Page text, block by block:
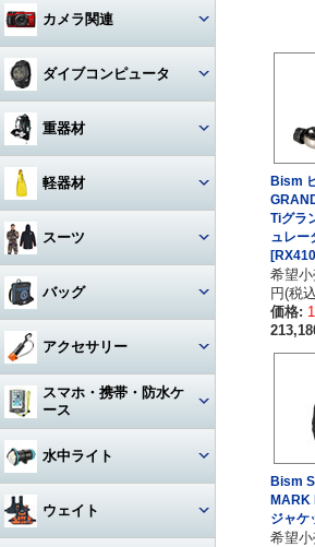
カメラ関連
セット
カメラ本体
カメラハウジング・ポート
一眼レフカメラハウジング
ミラーレスカメラハウジング
コンパクトカメラハウジング
ビデオカメラハウジング
ポート・ギア・オプション
レンズ
マクロレンズ
ワイドレンズ
レンズオプション・フィルタ
ー・アダプター
ストロボ
ストロボ本体
接続ケーブル
その他・アクセサリー
アーム・グリップ・ベース・ス
テー
フロートアーム
クランプ
アームセット
アーム関連
グリップ・ベース・ステー
アクションカメラ・GoPro
アクションカメラ・GoPro本
アクションカメラ・GoProア
クセサリー
ビデオライト
ビデオライト
ビデオライトアクセサリー・
パーツ
アクセサリー・その他
カメラメンテナンス用品
書籍・DVD
ダイブコンピュータ
ウォッチタイプ
大画面モデル
トランスミッター
コンソールモデル
DCアクセサリー・パーツ
下取り・キャンペーン
重器材
レギュレター
レギュレター
DINモデル
アクセサリー・その他
オクトパス
ゲージ
3連ゲージ
2連ゲージ
シングルゲージ
BCジャケット
スタビタイプ
フロントアジャスタブルタイ
プ
アクセサリー・その他
オクトパスインフレーター
(AIR-2等)
インフレーター
水深計
激安！重器材セット
軽器材
マスク
2眼タイプ
フルフェイスマスク
マスク用レンズ
度入りマスク
アクセサリ・パーツ・その他
スノーケル
スノーケル本体
アクセサリ・パーツ・その他
フィン
フルフットタイプ
ストラップタイプ
アクセサリ・パーツ・その他
ブーツ
フルフットフィン向け
デッキソール（ボート向け）
カレンダーソール（磯、ビー
チ向け）
ローカット
グローブ
3シーズングローブ
サマーグローブ
ウィンターグローブ
ソックス
軽器材セット
オススメ！軽器材セット
スーツ
ウェットスーツ
ウェットスーツアクセサリー
ウェットスーツインナー
ドライスーツ
ドライスーツアクセサリー
ドライスーツインナー
バッグ
メッシュバッグ（フルサイズ）
メッシュバッグ（ミニ）
キャスター・キャリーバッグ
ギアバッグ
ハードケース
アクセサリー
ナイフ
ステンレス
折りたたみ
ハサミ
ラインカッター
スマホ・携帯・防水ケ
ース
（DIVE）
iPhone・スマホ・携帯
iPad用
水中ライト
ワイドタイプ
ウェイト
Bism
Tiグラ
ュレー
希望
円(税
価格:
Bism
MARK
ジャケ
希望